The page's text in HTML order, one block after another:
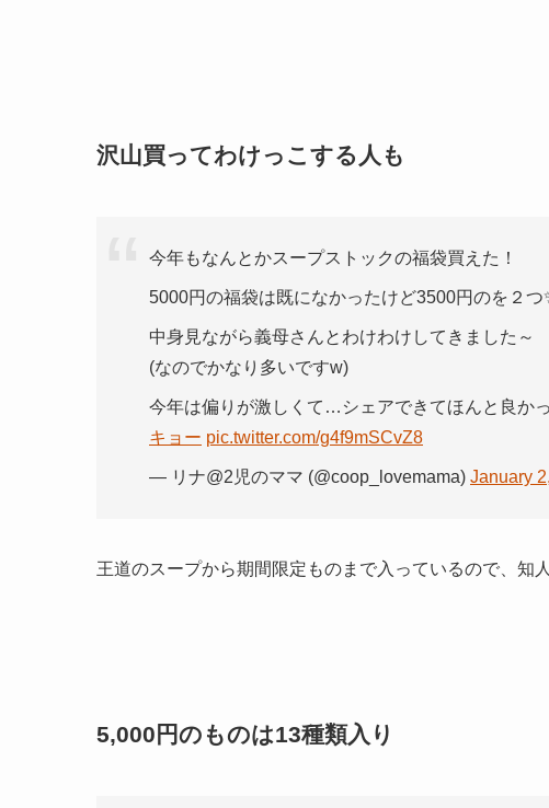
沢山買ってわけっこする人も
今年もなんとかスープストックの福袋買えた！
5000円の福袋は既になかったけど3500円のを２つ
中身見ながら義母さんとわけわけしてきました～
(なのでかなり多いですw)
今年は偏りが激しくて…シェアできてほんと良か
キョー pic.twitter.com/g4f9mSCvZ8
— リナ@2児のママ (@coop_lovemama) January
王道のスープから期間限定ものまで入っているので、知
5,000円のものは13種類入り